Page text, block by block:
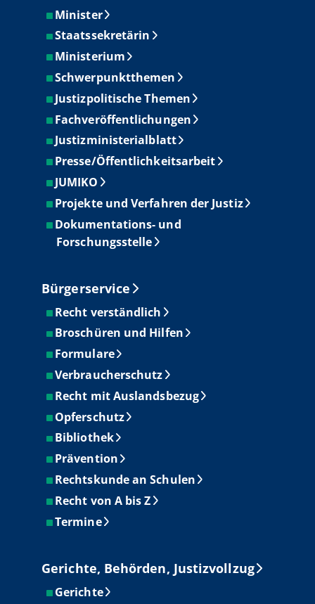
Minister
Staatssekretärin
Ministerium
Schwerpunktthemen
Justizpolitische Themen
Fachveröffentlichungen
Justizministerialblatt
Presse/Öffentlichkeitsarbeit
JUMIKO
Projekte und Verfahren der Justiz
Dokumentations- und
Forschungsstelle
Bürgerservice
Recht verständlich
Broschüren und Hilfen
Formulare
Verbraucherschutz
Recht mit Auslandsbezug
Opferschutz
Bibliothek
Prävention
Rechtskunde an Schulen
Recht von A bis Z
Termine
Gerichte, Behörden, Justizvollzug
Gerichte